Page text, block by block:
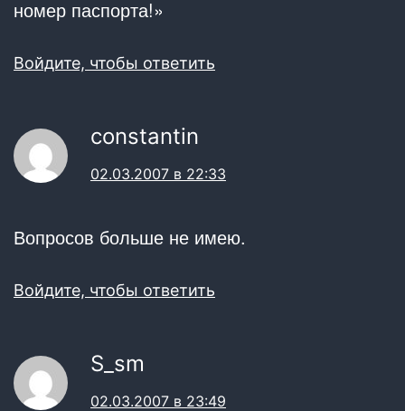
номер паспорта!»
Войдите, чтобы ответить
constantin
02.03.2007 в 22:33
Вопросов больше не имею.
Войдите, чтобы ответить
S_sm
02.03.2007 в 23:49